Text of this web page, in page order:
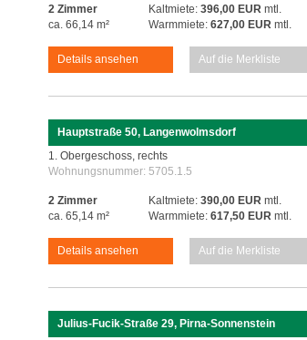
2 Zimmer
ca. 66,14 m²
Kaltmiete: 396,00 EUR mtl.
Warmmiete: 627,00 EUR mtl.
Details ansehen Auf die Merkliste
Hauptstraße 50, Langenwolmsdorf
1. Obergeschoss, rechts
Wohnungsnummer: 5705.1.5
2 Zimmer
ca. 65,14 m²
Kaltmiete: 390,00 EUR mtl.
Warmmiete: 617,50 EUR mtl.
Details ansehen Auf die Merkliste
Julius-Fucik-Straße 29, Pirna-Sonnenstein